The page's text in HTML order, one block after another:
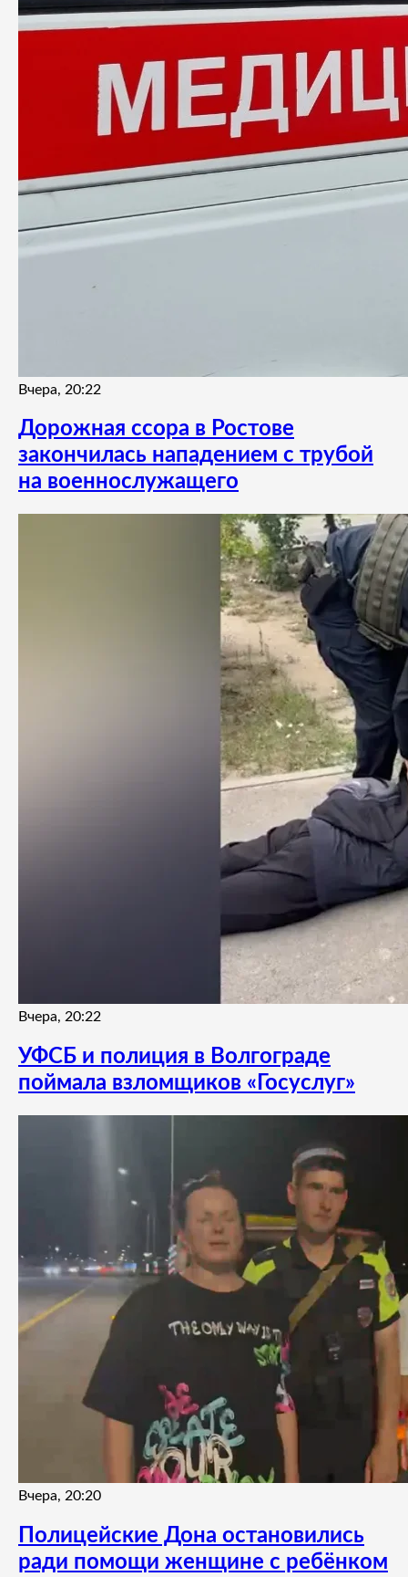
Вчера, 20:22
Дорожная ссора в Ростове
закончилась нападением с трубой
на военнослужащего
Вчера, 20:22
УФСБ и полиция в Волгограде
поймала взломщиков «Госуслуг»
Вчера, 20:20
Полицейские Дона остановились
ради помощи женщине с ребёнком